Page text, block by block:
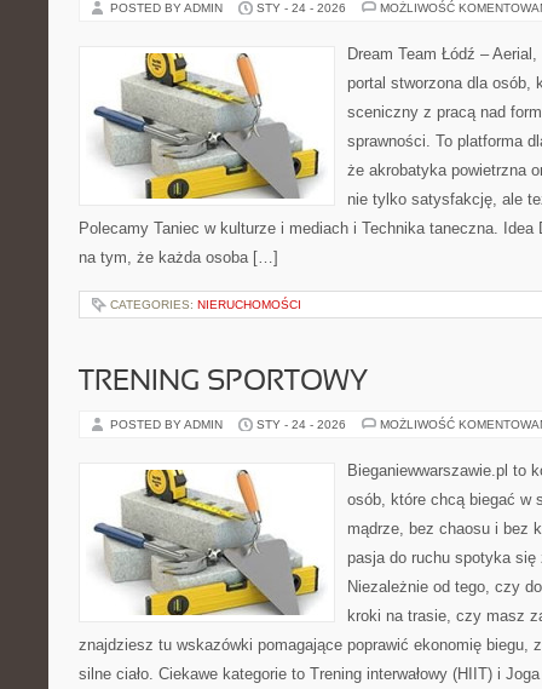
POSTED BY ADMIN STY - 24 - 2026 MOŻLIWOŚĆ
Dream Team Łódź –
portal stworzona dla osób,
sceniczny z pracą nad
sprawności. To platforma
że akrobatyka powietrzna
nie tylko satysfakcję, ale
Polecamy Taniec w kulturze i mediach i Technika taneczna. Idea
na tym, że każda osoba […]
CATEGORIES: NIERUCHOMOŚCI
TRENING SPORTOWY
POSTED BY ADMIN STY - 24 - 2026 MOŻLIWOŚĆ
Bieganiewwarszawie.pl to
osób, które chcą biegać w
mądrze, bez chaosu i bez
pasja do ruchu spotyka
Niezależnie od tego, czy
kroki na trasie, czy masz
znajdziesz tu wskazówki pomagające poprawić ekonomię biegu,
silne ciało. Ciekawe kategorie to Trening interwałowy (HIIT) i